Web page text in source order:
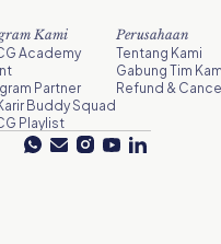
Kami
Academy
Partner
Buddy Squad
Playlist
Perusahaan
Tentang Kami
Gabung Tim
Refund &